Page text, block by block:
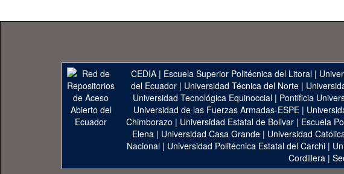
CEDIA | Escuela Superior Politécnica del Litoral |
del Ecuador| Universidad Técnica del Norte|
Universidad Tecnológica Equinoccial| Pontificia
Universidad de las Fuerzas Armadas-ESPE |
Chimborazo | Universidad Estatal de Bolivar| Escuela
Elena | Universidad Casa Grande | Universidad
Nacional | Universidad Politécnica Estatal del Carchi |
Cordillera|